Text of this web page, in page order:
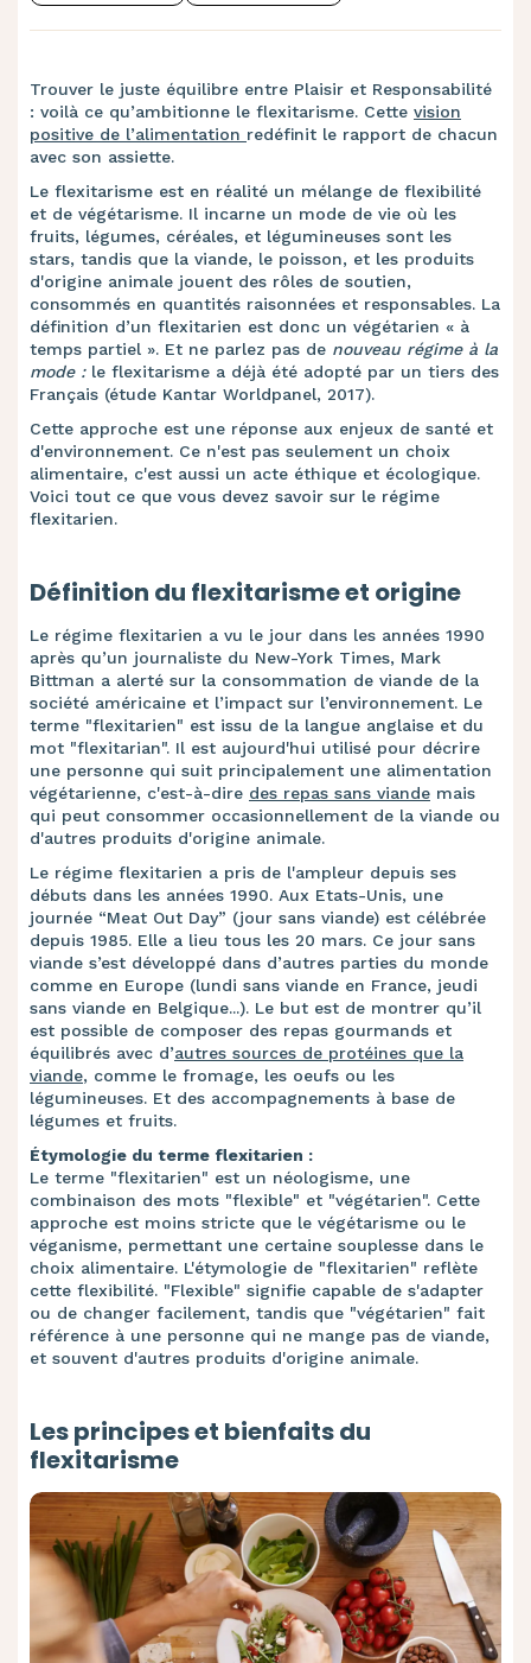
Trouver le juste équilibre entre Plaisir et Responsabilité
: voilà ce qu’ambitionne le flexitarisme. Cette vision
positive de l’alimentation redéfinit le rapport de chacun
avec son assiette.
Le flexitarisme est en réalité un mélange de flexibilité
et de végétarisme. Il incarne un mode de vie où les
fruits, légumes, céréales, et légumineuses sont les
stars, tandis que la viande, le poisson, et les produits
d'origine animale jouent des rôles de soutien,
consommés en quantités raisonnées et responsables. La
définition d’un flexitarien est donc un végétarien « à
temps partiel ». Et ne parlez pas de nouveau régime à la
mode :le flexitarisme a déjà été adopté par un tiers des
Français (étude Kantar Worldpanel, 2017).
Cette approche est une réponse aux enjeux de santé et
d'environnement. Ce n'est pas seulement un choix
alimentaire, c'est aussi un acte éthique et écologique.
Voici tout ce que vous devez savoir sur le régime
flexitarien.
Définition du flexitarisme et origine
Le régime flexitarien a vu le jour dans les années 1990
après qu’un journaliste du New-York Times, Mark
Bittman a alerté sur la consommation de viande de la
société américaine et l’impact sur l’environnement. Le
terme "flexitarien" est issu de la langue anglaise et du
mot "flexitarian". Il est aujourd'hui utilisé pour décrire
une personne qui suit principalement une alimentation
végétarienne, c'est-à-dire des repas sans viande mais
qui peut consommer occasionnellement de la viande ou
d'autres produits d'origine animale.
Le régime flexitarien a pris de l'ampleur depuis ses
débuts dans les années 1990. Aux Etats-Unis, une
journée “Meat Out Day” (jour sans viande) est célébrée
depuis 1985. Elle a lieu tous les 20 mars. Ce jour sans
viande s’est développé dans d’autres parties du monde
comme en Europe (lundi sans viande en France, jeudi
sans viande en Belgique...). Le but est de montrer qu’il
est possible de composer des repas gourmands et
équilibrés avec d’autres sources de protéines que la
viande, comme le fromage, les oeufs ou les
légumineuses. Et des accompagnements à base de
légumes et fruits.
Étymologie du terme flexitarien :
Le terme "flexitarien" est un néologisme, une
combinaison des mots "flexible" et "végétarien". Cette
approche est moins stricte que le végétarisme ou le
véganisme, permettant une certaine souplesse dans le
choix alimentaire. L'étymologie de "flexitarien" reflète
cette flexibilité. "Flexible" signifie capable de s'adapter
ou de changer facilement, tandis que "végétarien" fait
référence à une personne qui ne mange pas de viande,
et souvent d'autres produits d'origine animale.
Les principes et bienfaits du
flexitarisme